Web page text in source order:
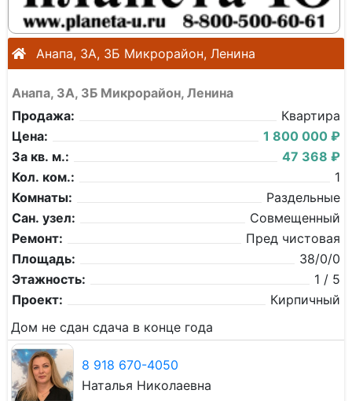
Анапа, 3А, 3Б Микрорайон, Ленина
Анапа, 3А, 3Б Микрорайон, Ленина
Продажа:
Квартира
Цена:
1 800 000 ₽
За кв. м.:
47 368 ₽
Кол. ком.:
1
Комнаты:
Раздельные
Сан. узел:
Совмещенный
Ремонт:
Пред чистовая
Площадь:
38/0/0
Этажность:
1 / 5
Проект:
Кирпичный
Дом не сдан сдача в конце года
8 918 670-4050
Наталья Николаевна